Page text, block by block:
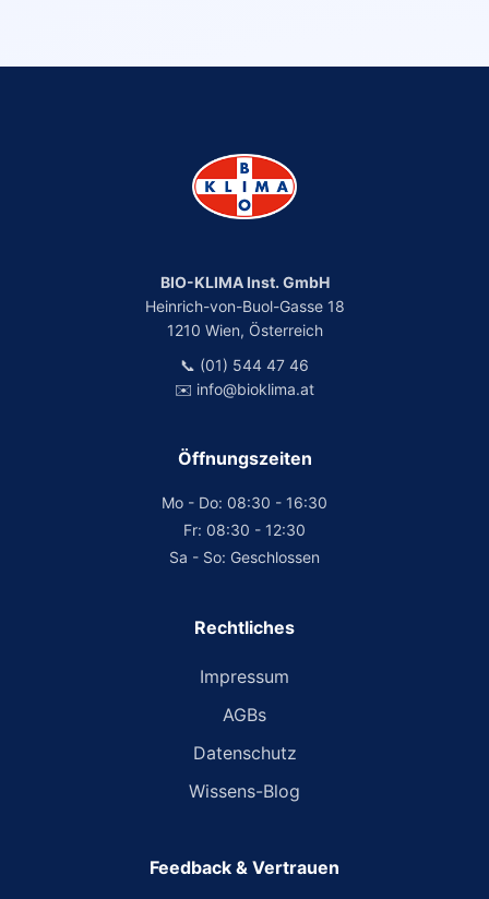
BIO-KLIMA Inst. GmbH
Heinrich-von-Buol-Gasse 18
1210 Wien, Österreich
📞 (01) 544 47 46
✉️ info@bioklima.at
Öffnungszeiten
Mo - Do: 08:30 - 16:30
Fr: 08:30 - 12:30
Sa - So: Geschlossen
Rechtliches
Impressum
AGBs
Datenschutz
Wissens-Blog
Feedback & Vertrauen